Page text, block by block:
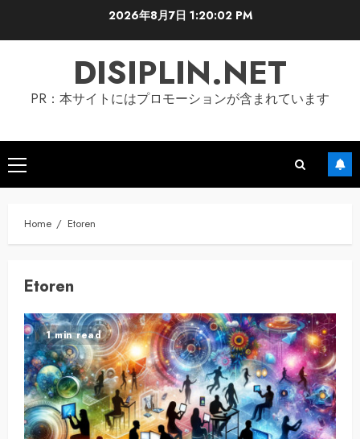
2026年8月7日 1:20:03 PM
DISIPLIN.NET
PR：本サイトにはプロモーションが含まれています
Primary
Menu
Home Etoren
Etoren
1 min read